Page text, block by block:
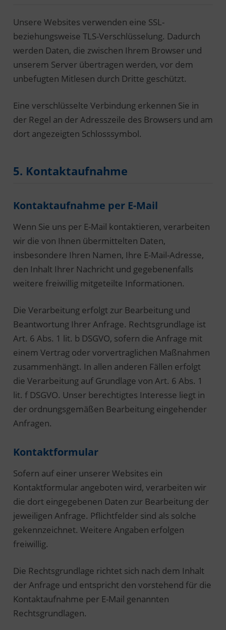
Unsere Websites verwenden eine SSL-
beziehungsweise TLS-Verschlüsselung. Dadurch
werden Daten, die zwischen Ihrem Browser und
unserem Server übertragen werden, vor dem
unbefugten Mitlesen durch Dritte geschützt.
Eine verschlüsselte Verbindung erkennen Sie in
der Regel an der Adresszeile des Browsers und am
dort angezeigten Schlosssymbol.
5. Kontaktaufnahme
Kontaktaufnahme per E-Mail
Wenn Sie uns per E-Mail kontaktieren, verarbeiten
wir die von Ihnen übermittelten Daten,
insbesondere Ihren Namen, Ihre E-Mail-Adresse,
den Inhalt Ihrer Nachricht und gegebenenfalls
weitere freiwillig mitgeteilte Informationen.
Die Verarbeitung erfolgt zur Bearbeitung und
Beantwortung Ihrer Anfrage. Rechtsgrundlage ist
Art. 6 Abs. 1 lit. b DSGVO, sofern die Anfrage mit
einem Vertrag oder vorvertraglichen Maßnahmen
zusammenhängt. In allen anderen Fällen erfolgt
die Verarbeitung auf Grundlage von Art. 6 Abs. 1
lit. f DSGVO. Unser berechtigtes Interesse liegt in
der ordnungsgemäßen Bearbeitung eingehender
Anfragen.
Kontaktformular
Sofern auf einer unserer Websites ein
Kontaktformular angeboten wird, verarbeiten wir
die dort eingegebenen Daten zur Bearbeitung der
jeweiligen Anfrage. Pflichtfelder sind als solche
gekennzeichnet. Weitere Angaben erfolgen
freiwillig.
Die Rechtsgrundlage richtet sich nach dem Inhalt
der Anfrage und entspricht den vorstehend für die
Kontaktaufnahme per E-Mail genannten
Rechtsgrundlagen.